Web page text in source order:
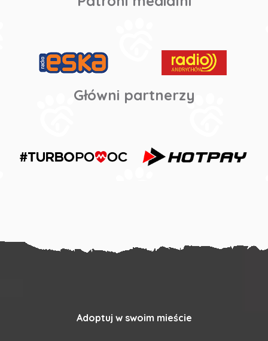
Główni partnerzy
Adoptuj w swoim mieście